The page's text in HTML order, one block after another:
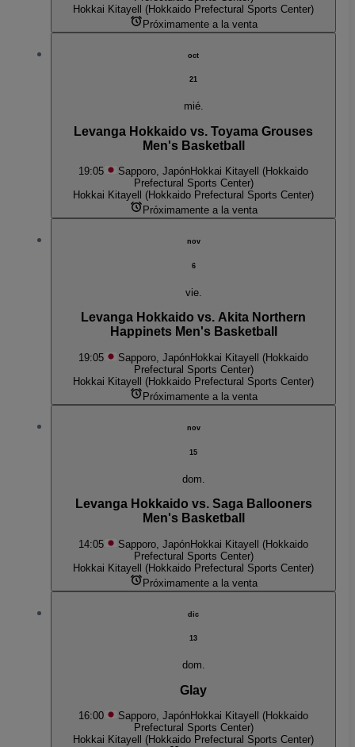
Hokkai Kitayell (Hokkaido Prefectural Sports Center)
Próximamente a la venta
oct
21
mié.
Levanga Hokkaido vs. Toyama Grouses
Men's Basketball
19:05 Sapporo, JapónHokkai Kitayell (Hokkaido
Prefectural Sports Center)
Hokkai Kitayell (Hokkaido Prefectural Sports Center)
Próximamente a la venta
nov
6
vie.
Levanga Hokkaido vs. Akita Northern
Happinets Men's Basketball
19:05 Sapporo, JapónHokkai Kitayell (Hokkaido
Prefectural Sports Center)
Hokkai Kitayell (Hokkaido Prefectural Sports Center)
Próximamente a la venta
nov
15
dom.
Levanga Hokkaido vs. Saga Ballooners
Men's Basketball
14:05 Sapporo, JapónHokkai Kitayell (Hokkaido
Prefectural Sports Center)
Hokkai Kitayell (Hokkaido Prefectural Sports Center)
Próximamente a la venta
dic
13
dom.
Glay
16:00 Sapporo, JapónHokkai Kitayell (Hokkaido
Prefectural Sports Center)
Hokkai Kitayell (Hokkaido Prefectural Sports Center)